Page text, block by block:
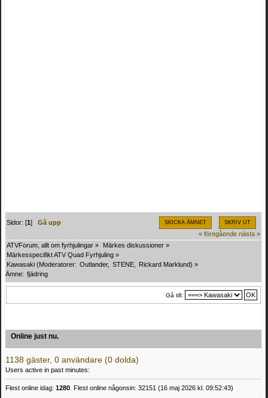
SKICKA ÄMNET SKRIV UT
Sidor: [1]Gå upp
« föregående nästa »
ATVForum, allt om fyrhjulingar » Märkes diskussioner »
Märkesspecifikt ATV Quad Fyrhjuling »
Kawasaki (Moderatorer: Outlander, STENE, Rickard Marklund) »
Ämne: fjädring
Gå till:
Online just nu.
1138 gäster, 0 användare (0 dolda)
Users active in past minutes:
Flest online idag: 1280 . Flest online någonsin: 32151 (16 maj 2026 kl. 09:52:43)